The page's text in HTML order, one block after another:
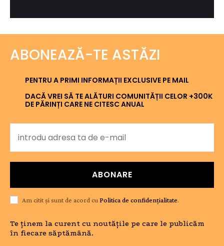
ABONEAZĂ-TE ASTĂZI
PENTRU A PRIMI INFORMAȚII EXCLUSIVE PE MAIL
DACĂ VREI SĂ TE ALĂTURI COMUNITĂȚII CELOR +300K
DE PĂRINȚI CARE NE CITESC ANUAL
ABONARE
Am citit și sunt de acord cu Politica de confidențialitate.
Te ținem la curent cu noutățile pe care le publicăm
în fiecare săptămână.